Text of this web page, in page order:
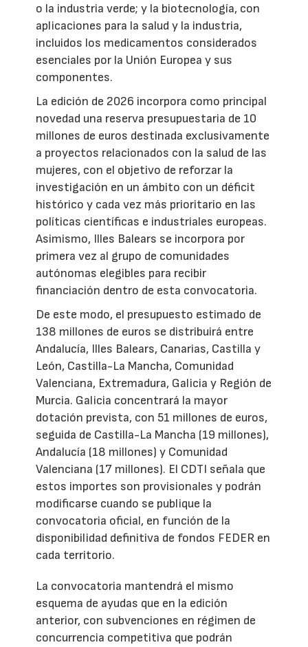
o la industria verde; y la biotecnología, con
aplicaciones para la salud y la industria,
incluidos los medicamentos considerados
esenciales por la Unión Europea y sus
componentes.
La edición de 2026 incorpora como principal
novedad una reserva presupuestaria de 10
millones de euros destinada exclusivamente
a proyectos relacionados con la salud de las
mujeres, con el objetivo de reforzar la
investigación en un ámbito con un déficit
histórico y cada vez más prioritario en las
políticas científicas e industriales europeas.
Asimismo, Illes Balears se incorpora por
primera vez al grupo de comunidades
autónomas elegibles para recibir
financiación dentro de esta convocatoria.
De este modo, el presupuesto estimado de
138 millones de euros se distribuirá entre
Andalucía, Illes Balears, Canarias, Castilla y
León, Castilla-La Mancha, Comunidad
Valenciana, Extremadura, Galicia y Región de
Murcia. Galicia concentrará la mayor
dotación prevista, con 51 millones de euros,
seguida de Castilla-La Mancha (19 millones),
Andalucía (18 millones) y Comunidad
Valenciana (17 millones). El CDTI señala que
estos importes son provisionales y podrán
modificarse cuando se publique la
convocatoria oficial, en función de la
disponibilidad definitiva de fondos FEDER en
cada territorio.
La convocatoria mantendrá el mismo
esquema de ayudas que en la edición
anterior, con subvenciones en régimen de
concurrencia competitiva que podrán